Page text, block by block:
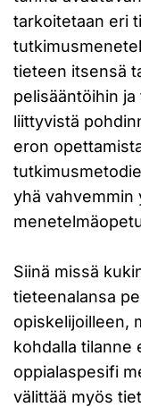
tarkoitetaan eri
tieteen itsensä
pelisääntöihin
liittyvistä
eron
yhä vahvemmin
Siinä missä
tieteenalansa
opiskelijoilleen,
kohdalla tilanne
oppialaspesifi
välittää myös